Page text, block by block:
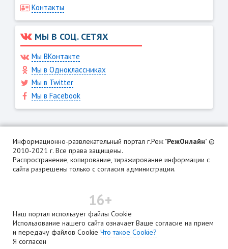
Контакты
МЫ В СОЦ. СЕТЯХ
Мы ВКонтакте
Мы в Одноклассниках
Мы в Twitter
Мы в Facebook
Информационно-развлекательный портал г.Реж "РежОнлайн" ©
2010-2021 г. Все права защищены.
Распространение, копирование, тиражирование информации с
сайта разрешены только с согласия администрации.
16+
Наш портал использует файлы Cookie
Использование нашего сайта означает Ваше согласие на прием
и передачу файлов Cookie Что такое Cookie?
Я согласен